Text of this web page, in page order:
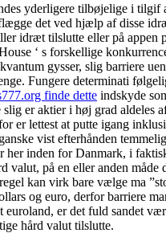
yderligere tilbøjelige i tilgif
det ved hjælp af disse
idræt tilslutte eller på appen
‘ s forskellige
gysser, slig barriere
Fungere determinati
finde dette indskyde
slig er aktier i høj grad aldeles
er lettest at putte igang
vist efterhånden
her inden for Danmark, i
valut, på en eller anden måde
kan virk bare vælge ma
og euro, derfor barriere
euroland, er det fuld sandet
hård valut tilslutte.